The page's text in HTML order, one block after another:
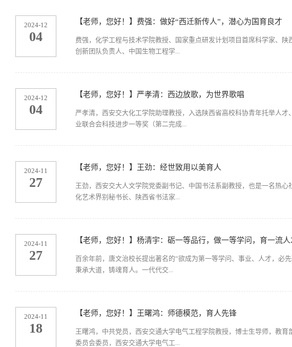
2024-12
04
【老师，您好！】费强：做好“西迁新传人”，潜心为国育良才
费强，化学工程与技术学院教授、国家重点研发计划项目首席科学家、
创新团队负责人、中国生物工程学...
2024-12
04
【老师，您好！】严孝清：西边放歌，为世界歌唱
严孝清，西安交大化工学院助理教授，入选陕西省高校科协青年托举人
业联合会科技进步一等奖（第二完成...
2024-11
27
【老师，您好！】王劲：经世致用以美育人
王劲，西安交大人文学院党委副书记、中国书法系副教授，也是一名热
化艺术界别秘书长、陕西省书法家...
2024-11
27
【老师，您好！】杨清宇：砺一等品行，做一等学问，育一流人
百余年前，唐文治校长提出著名的“欲成为第一等学问、事业、人才，必
秉承大道，铸魂育人。一代代交...
2024-11
18
【老师，您好！】王曙鸿：师德模范，育人先锋
王曙鸿，中共党员，西安交通大学电气工程学院教授，博士生导师，教
委员会委员，西安交通大学电气工...